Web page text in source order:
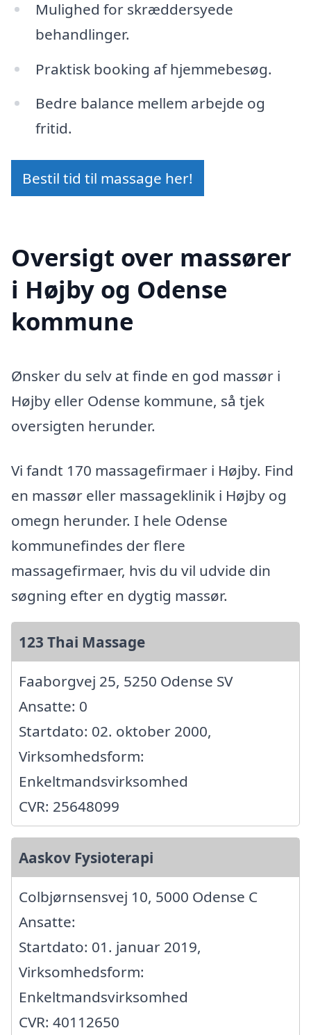
Mulighed for skræddersyede
behandlinger.
Praktisk booking af hjemmebesøg.
Bedre balance mellem arbejde og
fritid.
Bestil tid til massage her!
Oversigt over massører
i Højby og Odense
kommune
Ønsker du selv at finde en god massør i
Højby eller Odense kommune, så tjek
oversigten herunder.
Vi fandt 170 massagefirmaer i Højby. Find
en massør eller massageklinik i Højby og
omegn herunder. I hele Odense
kommunefindes der flere
massagefirmaer, hvis du vil udvide din
søgning efter en dygtig massør.
123 Thai Massage
Faaborgvej 25, 5250 Odense SV
Ansatte: 0
Startdato: 02. oktober 2000,
Virksomhedsform:
Enkeltmandsvirksomhed
CVR: 25648099
Aaskov Fysioterapi
Colbjørnsensvej 10, 5000 Odense C
Ansatte:
Startdato: 01. januar 2019,
Virksomhedsform:
Enkeltmandsvirksomhed
CVR: 40112650